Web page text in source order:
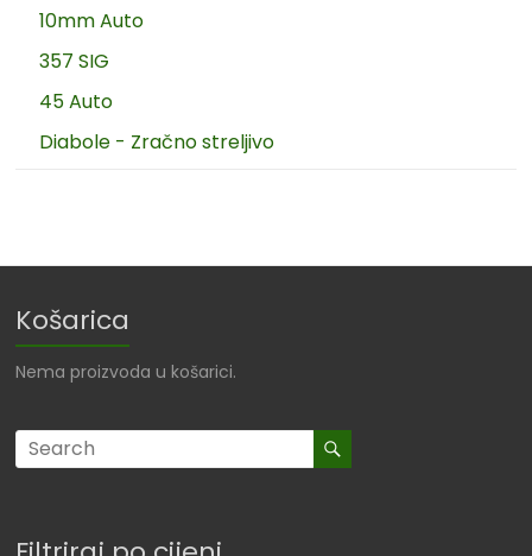
10mm Auto
357 SIG
45 Auto
Diabole - Zračno streljivo
Košarica
Nema proizvoda u košarici.